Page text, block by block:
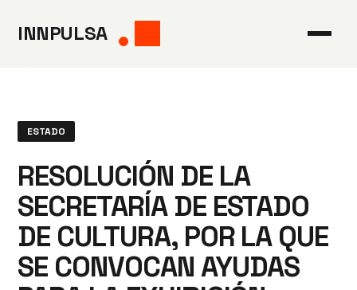
INNPULSA
ESTADO
RESOLUCIÓN DE LA
SECRETARÍA DE ESTADO
DE CULTURA, POR LA QUE
SE CONVOCAN AYUDAS